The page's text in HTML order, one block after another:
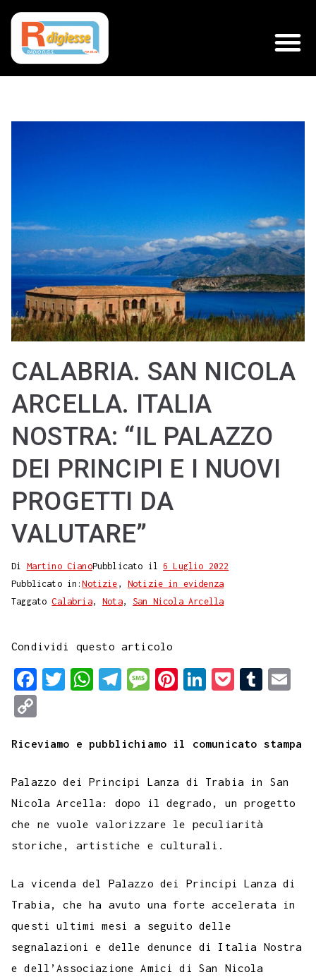
CALABRIA. SAN NICOLA
ARCELLA. ITALIA
NOSTRA: “IL PALAZZO
DEI PRINCIPI E I NUOVI
PROGETTI DA
VALUTARE”
Di Martino CianoPubblicato il6 Luglio 2022
Pubblicato in:Notizie , Notizie in evidenza
TaggatoCalabria,Nota, San Nicola Arcella
Condividi questo articolo
F
e
o
o
k
T
t
e
r
W
t
A
p
p
T
e
r
a
m
M
s
g
e
P
t
r
e
s
L
k
d
I
n
k
t
T
b
r
i
p
L
i
n
Riceviamo e pubblichiamo il comunicato stampa
Palazzo dei Principi Lanza di Trabia in San
Nicola Arcella: dopo il degrado, un progetto
che ne vuole valorizzare le peculiarità
storiche, artistiche e culturali.
La vicenda del Palazzo dei Principi Lanza di
Trabia, che ha avuto una forte accelerata in
questi ultimi mesi a seguito delle
segnalazioni e delle denunce di Italia Nostra
e dell’Associazione Amici di San Nicola